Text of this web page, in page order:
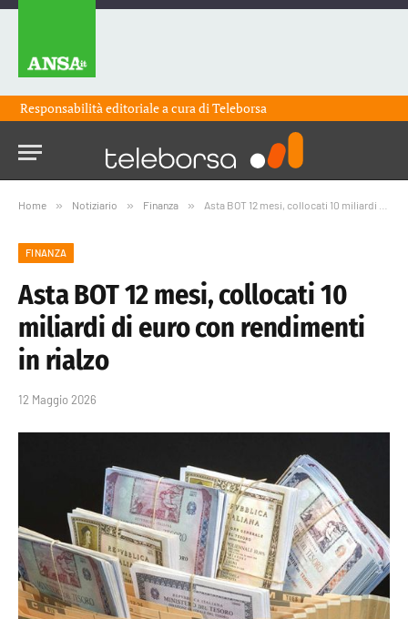
Responsabilità editoriale a cura diTeleborsa
Home » Notiziario » Finanza » Asta BOT 12 mesi, collocati 10 miliardi di euro con rendimenti in rialzo
FINANZA
Asta BOT 12 mesi, collocati 10
miliardi di euro con rendimenti
in rialzo
12 Maggio 2026